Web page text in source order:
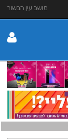
מושב עין הבשור